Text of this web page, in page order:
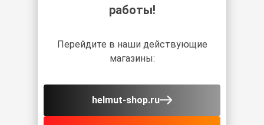
работы!
Перейдите в наши действующие
магазины:
helmut-shop.ru